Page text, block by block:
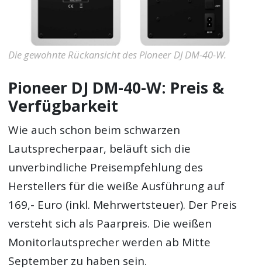
Die gewohnte Rückansicht des Pioneer DJ DM-40-W.
Pioneer DJ DM-40-W: Preis &
Verfügbarkeit
Wie auch schon beim schwarzen
Lautsprecherpaar, beläuft sich die
unverbindliche Preisempfehlung des
Herstellers für die weiße Ausführung auf
169,- Euro (inkl. Mehrwertsteuer). Der Preis
versteht sich als Paarpreis. Die weißen
Monitorlautsprecher werden ab Mitte
September zu haben sein.